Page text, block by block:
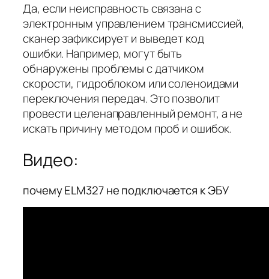
Да, если неисправность связана с
электронным управлением трансмиссией,
сканер зафиксирует и выведет код
ошибки. Например, могут быть
обнаружены проблемы с датчиком
скорости, гидроблоком или соленоидами
переключения передач. Это позволит
провести целенаправленный ремонт, а не
искать причину методом проб и ошибок.
Видео:
почему ELM327 не подключается к ЭБУ